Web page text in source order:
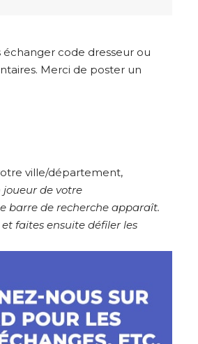
échanger code dresseur ou
Merci de poster un
ville/département,
de votre
barre de recherche apparaît.
faites ensuite défiler les